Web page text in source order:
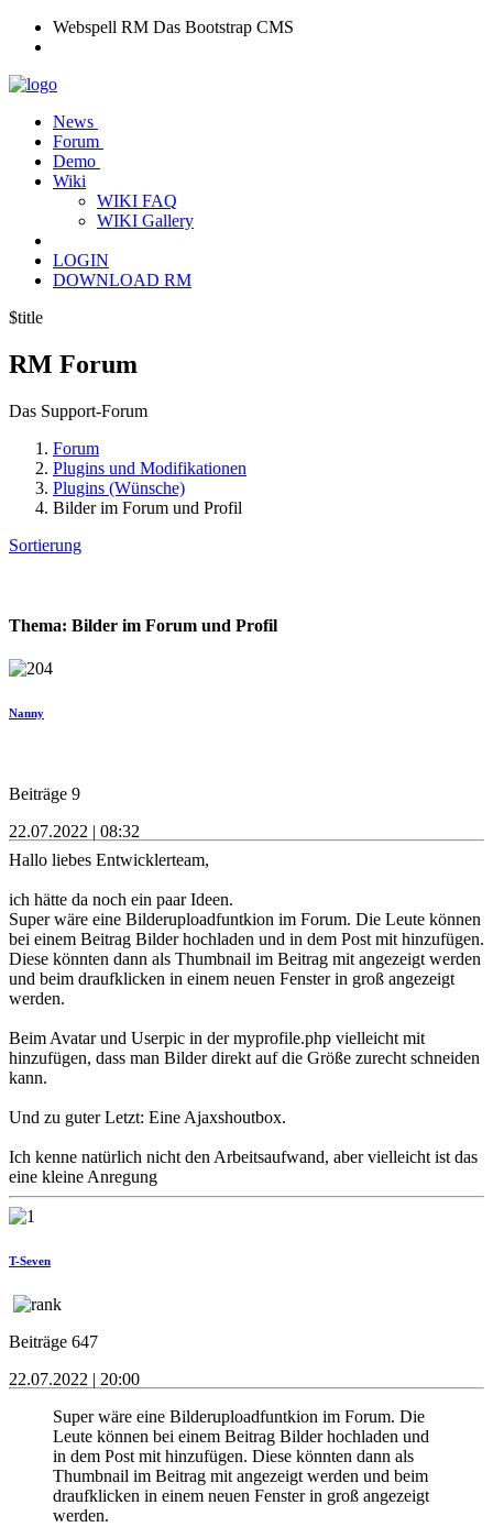
Webspell RM Das Bootstrap CMS
News
Forum
Demo
Wiki
WIKI FAQ
WIKI Gallery
LOGIN
DOWNLOAD RM
$title
RM Forum
Das Support-Forum
Forum
Plugins und Modifikationen
Plugins (Wünsche)
Bilder im Forum und Profil
Sortierung
Thema: Bilder im Forum und Profil
Nanny
Beiträge 9
22.07.2022 | 08:32
Hallo liebes Entwicklerteam,
ich hätte da noch ein paar Ideen.
Super wäre eine Bilderuploadfuntkion im Forum. Die Leute können
bei einem Beitrag Bilder hochladen und in dem Post mit hinzufügen.
Diese könnten dann als Thumbnail im Beitrag mit angezeigt werden
und beim draufklicken in einem neuen Fenster in groß angezeigt
werden.
Beim Avatar und Userpic in der myprofile.php vielleicht mit
hinzufügen, dass man Bilder direkt auf die Größe zurecht schneiden
kann.
Und zu guter Letzt: Eine Ajaxshoutbox.
Ich kenne natürlich nicht den Arbeitsaufwand, aber vielleicht ist das
eine kleine Anregung
T-Seven
Beiträge 647
22.07.2022 | 20:00
Super wäre eine Bilderuploadfuntkion im Forum. Die
Leute können bei einem Beitrag Bilder hochladen und
in dem Post mit hinzufügen. Diese könnten dann als
Thumbnail im Beitrag mit angezeigt werden und beim
draufklicken in einem neuen Fenster in groß angezeigt
werden.